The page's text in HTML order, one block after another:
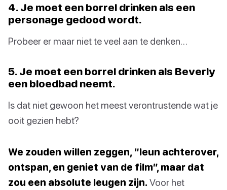
4. Je moet een borrel drinken als een
personage gedood wordt.
Probeer er maar niet te veel aan te denken…
5. Je moet een borrel drinken als Beverly
een bloedbad neemt.
Is dat niet gewoon het meest verontrustende wat je
ooit gezien hebt?
We zouden willen zeggen, “leun achterover,
ontspan, en geniet van de film”, maar dat
zou een absolute leugen zijn. Voor het